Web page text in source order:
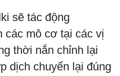
sẽ tác động
các mô cơ tại các vị
thời nắn chỉnh lại
dịch chuyển lại đúng